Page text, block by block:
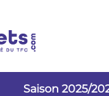
Saison 2025/